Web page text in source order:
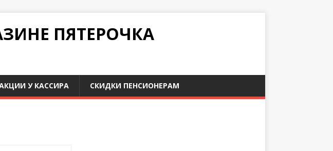
ПЯТЕРОЧКА
У КАССИРА СКИДКИ ПЕНСИОНЕРАМ